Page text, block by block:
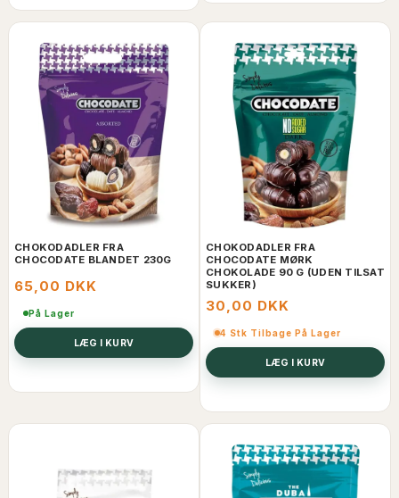
CHOKODADLER FRA
CHOCODATE BLANDET 230G
65,00 DKK
På Lager
LÆG I KURV
CHOKODADLER FRA
CHOCODATE MØRK
CHOKOLADE 90 G (UDEN TILSAT
SUKKER)
30,00 DKK
4 Stk Tilbage På Lager
LÆG I KURV
Tilmeld dig vores nyhedsbrev og få:
✓ 5% rabat med det samme
✓ Nyheder før alle andre
✓ Eksklusive kampagner og rabatter
Email
Få min rabatkode
Vi passer godt på dine oplysninger.
Du kan altid framelde dig.
Fortsæt uden rabat